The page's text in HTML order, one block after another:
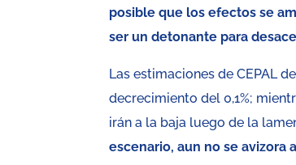
posible que los efectos se
ser un detonante para
Las estimaciones de CEPAL
decrecimiento del 0,1%;
irán a la baja luego de la
escenario, aun no se